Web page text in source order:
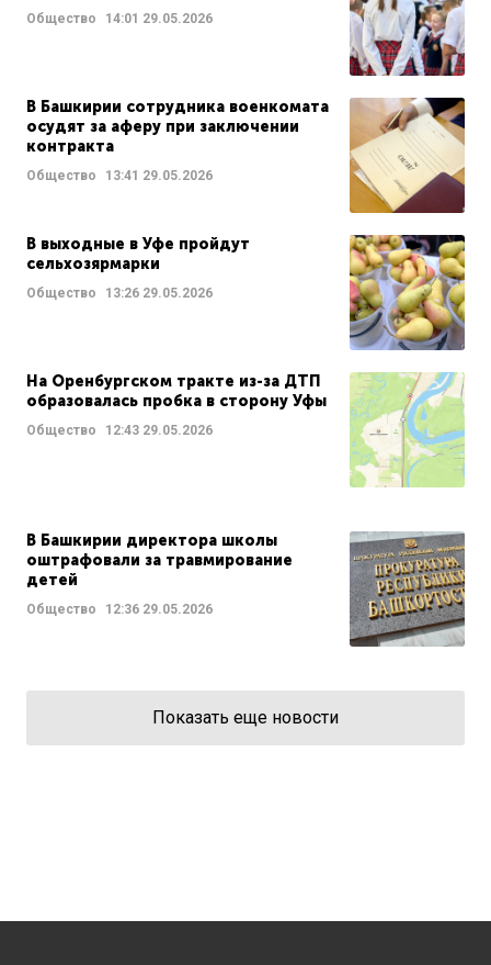
Общество 14:01 29.05.2026
В Башкирии сотрудника военкомата
осудят за аферу при заключении
контракта
Общество 13:41 29.05.2026
В выходные в Уфе пройдут
сельхозярмарки
Общество 13:26 29.05.2026
На Оренбургском тракте из-за ДТП
образовалась пробка в сторону Уфы
Общество 12:43 29.05.2026
В Башкирии директора школы
оштрафовали за травмирование
детей
Общество 12:36 29.05.2026
Показать еще новости